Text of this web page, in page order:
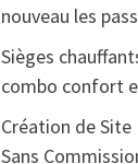
nouveau les
Sièges
combo confort
Création de
Sans